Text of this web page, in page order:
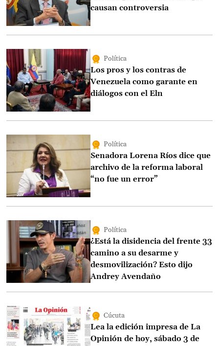
causan controversia
Política
Los pros y los contras de
Venezuela como garante en
diálogos con el Eln
Política
Senadora Lorena Ríos dice que
archivo de la reforma laboral
“no fue un error”
Política
¿Está la disidencia del frente 33
camino a su desarme y
desmovilización? Esto dijo
Andrey Avendaño
Cúcuta
Lea la edición impresa de La
Opinión de hoy, sábado 3 de